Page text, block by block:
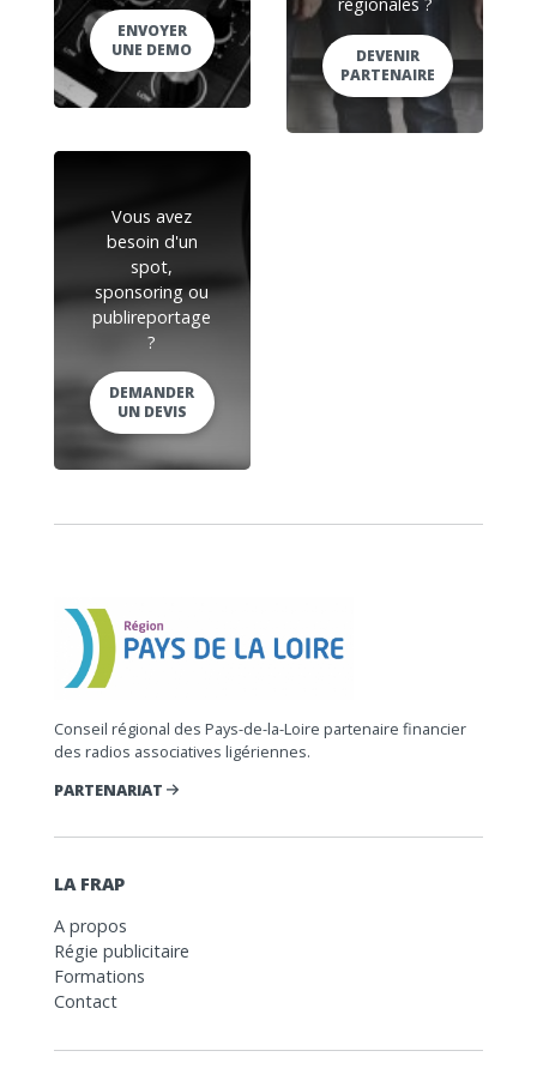
ENVOYER
UNE DEMO
DEVENIR
PARTENAIRE
Vous avez
besoin d'un
spot,
sponsoring ou
publireportage
?
DEMANDER
UN DEVIS
Conseil régional des Pays-de-la-Loire partenaire financier
des radios associatives ligériennes.
PARTENARIAT
LA FRAP
A propos
Régie publicitaire
Formations
Contact